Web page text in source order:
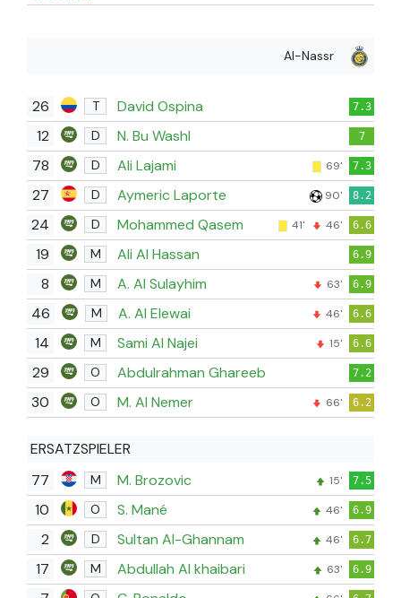
Al-Nassr
26 T David Ospina 7.3
12 D N. Bu Washl 7
78 D Ali Lajami 69' 7.3
27 D Aymeric Laporte 90' 8.2
24 D Mohammed Qasem 41' 46' 6.6
19 M Ali Al Hassan 6.9
8 M A. Al Sulayhim 63' 6.9
46 M A. Al Elewai 46' 6.6
14 M Sami Al Najei 15' 6.6
29 O Abdulrahman Ghareeb 7.2
30 O M. Al Nemer 66' 6.2
ERSATZSPIELER
77
M M. Brozovic 15' 7.5
10 O S. Mané 46' 6.9
2 D Sultan Al-Ghannam 46' 6.7
17 M Abdullah Al khaibari 63' 6.9